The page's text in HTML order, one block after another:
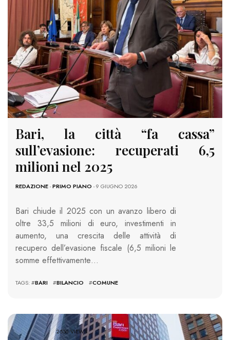
Bari, la città “fa cassa”
sull’evasione: recuperati 6,5
milioni nel 2025
REDAZIONE-PRIMO PIANO - 9 GIUGNO 2026
Bari chiude il 2025 con un avanzo libero di
oltre 33,5 milioni di euro, investimenti in
aumento, una crescita delle attività di
recupero dell’evasione fiscale (6,5 milioni le
somme effettivamente…
TAGS: #BARI #BILANCIO #COMUNE
2556 VIEWS